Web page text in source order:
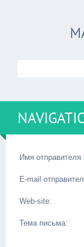
Имя отправителя
E-mail
Web-site:
Тема письма: